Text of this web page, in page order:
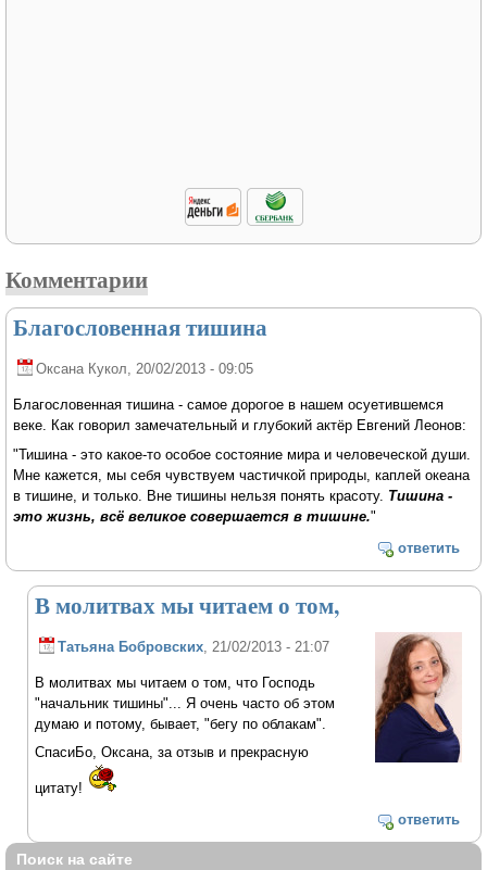
Комментарии
Благословенная тишина
Оксана Кукол, 20/02/2013 - 09:05
Благословенная тишина - самое дорогое в нашем осуетившемся
веке. Как говорил замечательный и глубокий актёр Евгений Леонов:
"Тишина - это какое-то особое состояние мира и человеческой души.
Мне кажется, мы себя чувствуем частичкой природы, каплей океана
в тишине, и только. Вне тишины нельзя понять красоту. Тишина -
это жизнь, всё великое совершается в тишине."
ответить
В молитвах мы читаем о том,
Татьяна Бобровских , 21/02/2013 - 21:07
В молитвах мы читаем о том, что Господь
"начальник тишины"... Я очень часто об этом
думаю и потому, бывает, "бегу по облакам".
СпасиБо, Оксана, за отзыв и прекрасную
цитату!
ответить
Поиск на сайте